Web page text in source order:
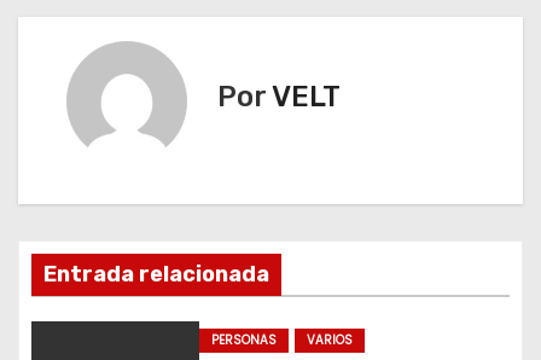
ó
PorVELT
Entrada relacionada
PERSONAS VARIOS